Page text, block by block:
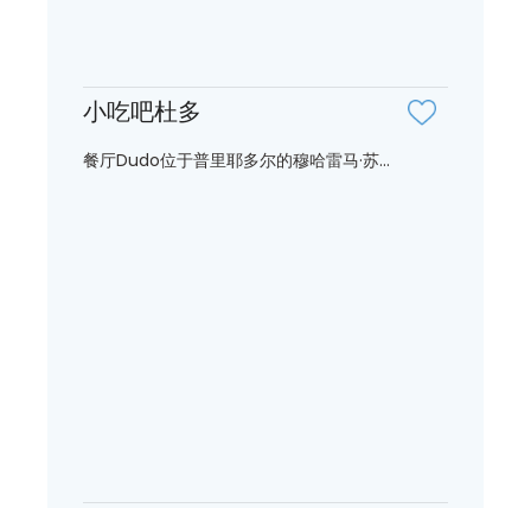
小吃吧杜多
餐厅Dudo位于普里耶多尔的穆哈雷马·苏...